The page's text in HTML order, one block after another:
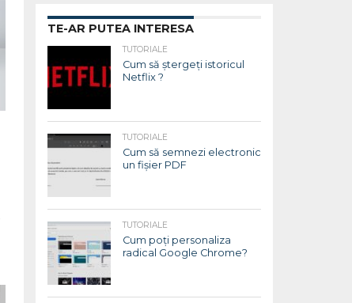
TE-AR PUTEA INTERESA
TUTORIALE
Cum să ștergeți istoricul
Netflix ?
TUTORIALE
Cum să semnezi electronic
un fișier PDF
TUTORIALE
Cum poți personaliza
radical Google Chrome?